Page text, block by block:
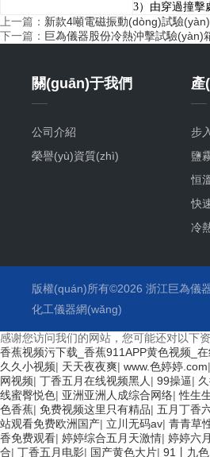
3）由穿過撞擊
上一篇： 新款4噸電磁振動(dòng)試驗(yàn)
下一篇： 巨為儀器股份冷熱沖擊試驗
關(guān)于我們
公司介紹
榮譽(yù)資質(zhì)
產
步
鹽
恒
冷
高
培
版權(quán)所有©2026 浙江巨為
化工儀器網(wǎng)
感谢您访问我们的网站，您可能还对以下
香蕉视频污下载_香蕉911APP黄色视频_
久久小视频| 天天夜夜爽| www.色婷婷.com|
网视频| 丁香五月在线视频黑人 | 99操逼|
线蜜臀悦色| 亚洲亚洲人成综合网络|性生
色香蕉| 免费视频这里只有精品| 五月丁香
站观看免费欧洲国产| 立川无码av| 青青草
香免费观看| 婷婷综合五月天激情| 婷婷六
合| 丁香五月电影| 国产黄色大片| 91丨九